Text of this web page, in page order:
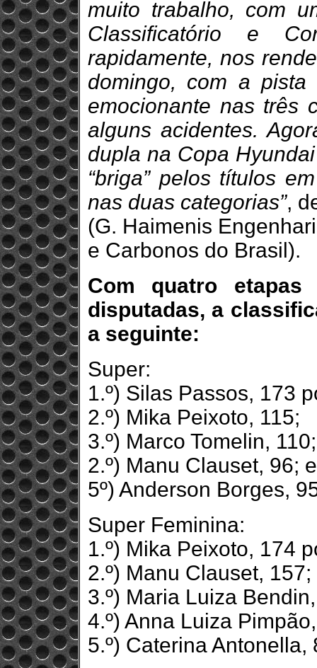
muito trabalho, com
Classificatório e
rapidamente, nos
domingo, com a
emocionante nas três
alguns acidentes.
dupla na Copa
“briga” pelos títulos
nas duas categorias”,
(G. Haimenis
e Carbonos do Brasil).
Com quatro
disputadas, a
a seguinte:
Super:
1.º) Silas Passos, 173
2.º) Mika Peixoto, 115;
3.º) Marco Tomelin, 110;
2.º) Manu Clauset, 96; e
5º) Anderson Borges,
Super Feminina:
1.º) Mika Peixoto, 174
2.º) Manu Clauset, 157;
3.º) Maria Luiza
4.º) Anna Luiza
5.º) Caterina Antonella,